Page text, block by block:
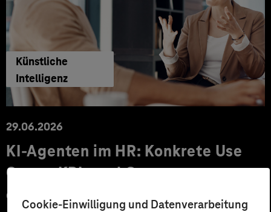
Cookie-Einwilligung und Datenverarbeitung
Künstliche
Intelligenz
29.06.2026
KI‑Agenten im HR: Konkrete Use
Cases, KPIs und Governance
entlang der Employee Journey